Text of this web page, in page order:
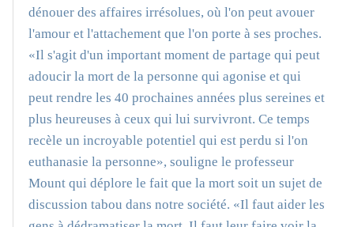
dénouer des affaires irrésolues, où l'on peut avouer
l'amour et l'attachement que l'on porte à ses proches.
«Il s'agit d'un important moment de partage qui peut
adoucir la mort de la personne qui agonise et qui
peut rendre les 40 prochaines années plus sereines et
plus heureuses à ceux qui lui survivront. Ce temps
recèle un incroyable potentiel qui est perdu si l'on
euthanasie la personne», souligne le professeur
Mount qui déplore le fait que la mort soit un sujet de
discussion tabou dans notre société. «Il faut aider les